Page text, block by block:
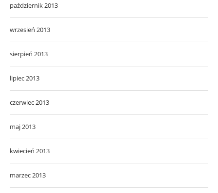
październik 2013
wrzesień 2013
sierpień 2013
lipiec 2013
czerwiec 2013
maj 2013
kwiecień 2013
marzec 2013